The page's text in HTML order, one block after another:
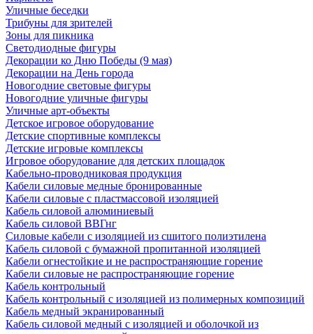
Уличные беседки
Трибуны для зрителей
Зоны для пикника
Светодиодные фигуры
Декорации ко Дню Победы (9 мая)
Декорации на День города
Новогодние световые фигуры
Новогодние уличные фигуры
Уличные арт-объекты
Детское игровое оборудование
Детские спортивные комплексы
Детские игровые комплексы
Игровое оборудование для детских площадок
Кабельно-проводниковая продукция
Кабели силовые медные бронированные
Кабели силовые с пластмассовой изоляцией
Кабель силовой алюминиевый
Кабель силовой ВВГнг
Силовые кабели с изоляцией из сшитого полиэтилена
Кабель силовой с бумажной пропитанной изоляцией
Кабели огнестойкие и не распространяющие горение
Кабели силовые не распространяющие горение
Кабель контрольный
Кабель контрольный с изоляцией из полимерных композиций
Кабель медный экранированный
Кабель силовой медный с изоляцией и оболочкой из